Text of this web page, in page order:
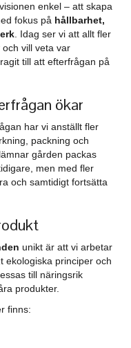
enkel – att skapa
fokus på hållbarhet,
. Idag ser vi att allt fler
vill veta var
till att efterfrågan på
ökar
har vi anställt fler
packning och
gården packas
men med fler
och samtidigt fortsätta
unikt är att vi arbetar
ekologiska principer och
till näringsrik
produkter.
finns: